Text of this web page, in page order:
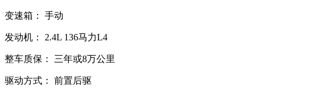
变速箱： 手动
发动机： 2.4L 136马力L4
整车质保： 三年或8万公里
驱动方式： 前置后驱